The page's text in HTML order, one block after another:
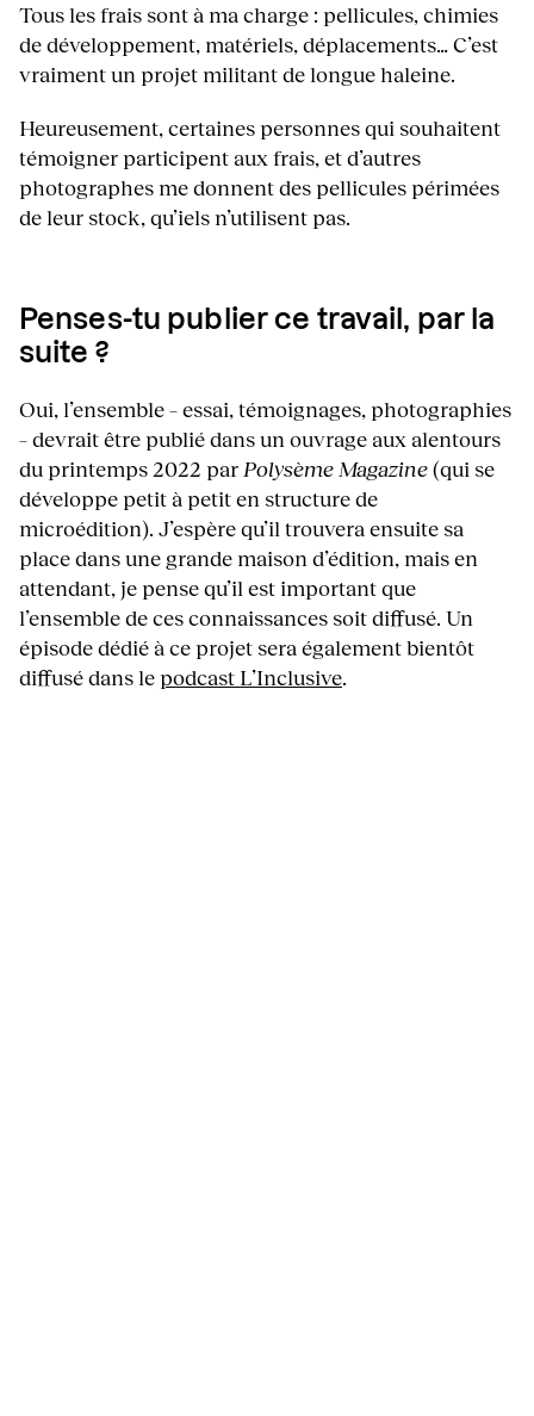
Tous les frais sont à ma charge : pellicules, chimies
de développement, matériels, déplacements… C’est
vraiment un projet militant de longue haleine.
Heureusement, certaines personnes qui souhaitent
témoigner participent aux frais, et d’autres
photographes me donnent des pellicules périmées
de leur stock, qu’iels n’utilisent pas.
Penses-tu publier ce travail, par la
suite ?
Oui, l’ensemble – essai, témoignages, photographies
– devrait être publié dans un ouvrage aux alentours
du printemps 2022 parPolysème Magazine(qui se
développe petit à petit en structure de
microédition). J’espère qu’il trouvera ensuite sa
place dans une grande maison d’édition, mais en
attendant, je pense qu’il est important que
l’ensemble de ces connaissances soit diffusé. Un
épisode dédié à ce projet sera également bientôt
diffusé dans lepodcast L’Inclusive.